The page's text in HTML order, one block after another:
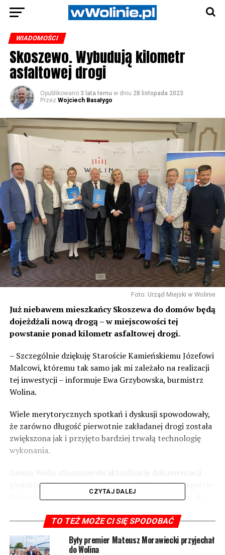
WIADOMOŚCI
Skoszewo. Wybudują kilometr
asfaltowej drogi
Opublikowano 3 lata temu w dniu 28 listopada 2023
Przez Wojciech Basałygo
Foto: Urząd Miejski w Wolinie
Już niebawem mieszkańcy Skoszewa do domów będą
dojeżdżali nową drogą – w miejscowości tej
powstanie ponad kilometr asfaltowej drogi.
– Szczególnie dziękuję Staroście Kamieńskiemu Józefowi
Malcowi, któremu tak samo jak mi zależało na realizacji
tej inwestycji – informuje Ewa Grzybowska, burmistrz
Wolina.
Wiele merytorycznych spotkań i dyskusji spowodowały,
że zarówno długość pierwotnie zakładanej drogi została
zwiększona jak i przyjęto bardziej trwałą technologię
wykonania.
Gmina Wolin sfinansowała aktualizację dokumentacji
projektowo-kosztorysowej oraz zadeklarowała wsparcie
finansowe w zakresie realizacji inwestycji – łącznie ok.
1519 odsłon
CZYTAJ DALEJ
TO TEŻ MOŻE CI SIĘ SPODOBAĆ
Były premier Mateusz Morawiecki przyjechał
do Wolina